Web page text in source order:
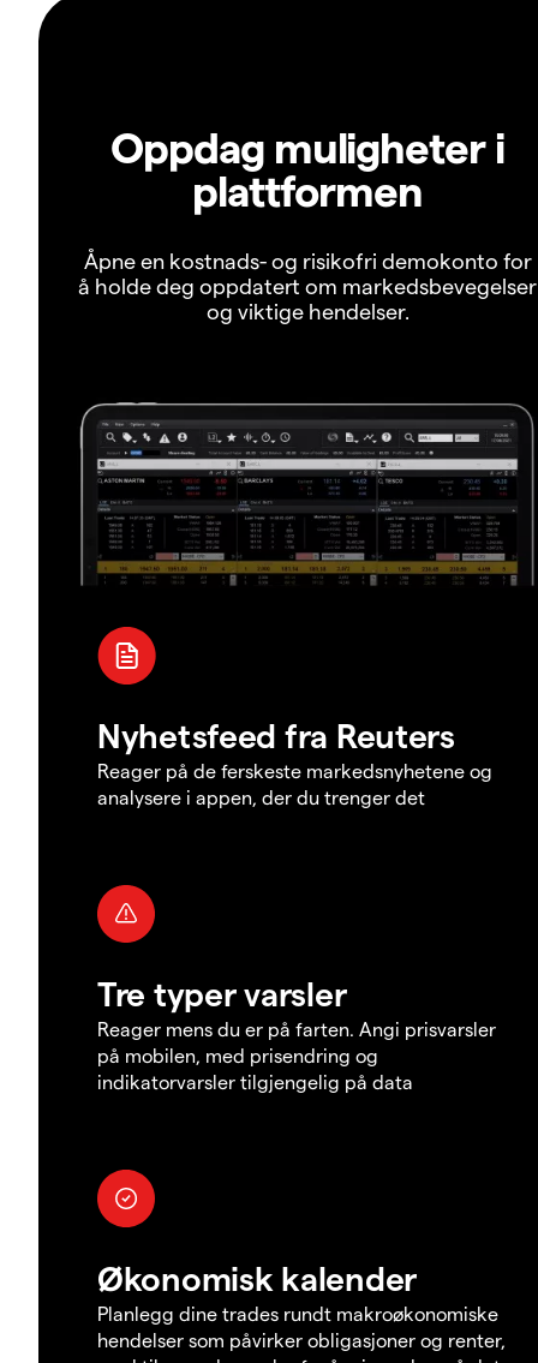
Oppdag muligheter i
plattformen
Åpne en kostnads- og risikofri demokonto for
å holde deg oppdatert om markedsbevegelser
og viktige hendelser.
Nyhetsfeed fra Reuters
Reager på de ferskeste markedsnyhetene og
analysere i appen, der du trenger det
Tre typer varsler
Reager mens du er på farten. Angi prisvarsler
på mobilen, med prisendring og
indikatorvarsler tilgjengelig på data
Økonomisk kalender
Planlegg dine trades rundt makroøkonomiske
hendelser som påvirker obligasjoner og renter,